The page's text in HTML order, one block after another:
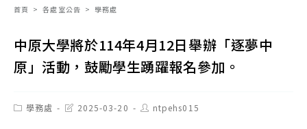
首頁 > 各處室公告 > 學務處
中原大學將於114年4月12日舉辦「逐夢中
原」活動，鼓勵學生踴躍報名參加。
Post學務處
Post2025-03-20
Post
author:
ntpehs015